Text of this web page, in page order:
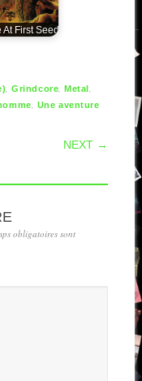
At First Seed
,Grindcore ,Metal
Une aventure
NEXT →
obligatoires sont